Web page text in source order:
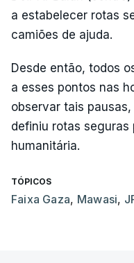
a estabelecer rotas
camiões de ajuda.
Desde então, todos
a esses pontos nas
observar tais
definiu rotas seguras
humanitária.
TÓPICOS
Faixa Gaza, Mawasi,